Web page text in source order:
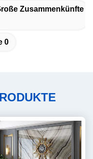
Zusammenkünfte
0